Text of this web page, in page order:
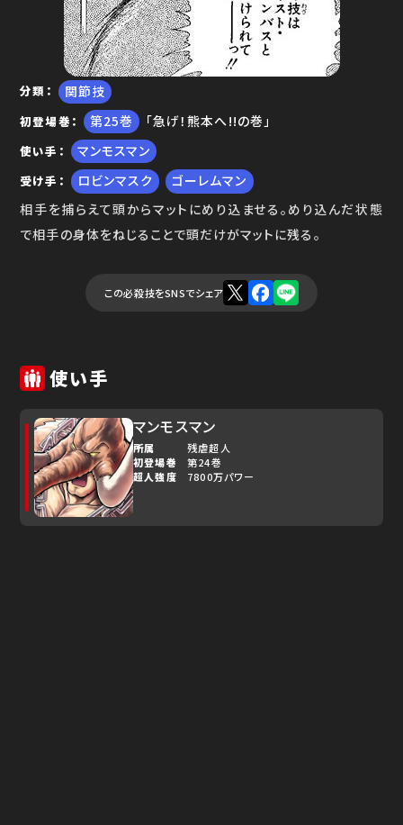
分類 関節技
初登場巻 25 「急げ！熊本へ!!の巻」
使い手 マンモスマン
受け手 ロビンマスク
ゴーレムマン
相手を捕らえて頭からマットにめり込ませる。めり込んだ状態
で相手の身体をねじることで頭だけがマットに残る。
この必殺技をSNSでシェア
使い手
マンモスマン
所属
残虐超人
初登場巻
第24巻
超人強度
7800万パワー